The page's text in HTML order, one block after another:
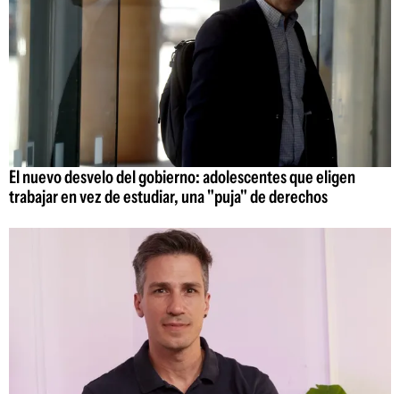
El nuevo desvelo del gobierno: adolescentes que eligen
trabajar en vez de estudiar, una "puja" de derechos